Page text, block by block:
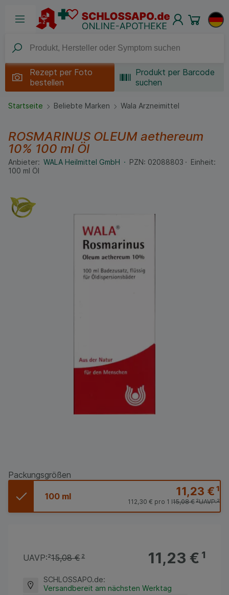
Rezept per Foto
bestellen
Produkt per Barcode
suchen
Startseite Beliebte Marken Wala Arzneimittel
ROSMARINUS OLEUM aethereum
10% 100 ml Öl
Anbieter: WALA Heilmittel GmbH PZN: 02088803
Einheit:
100 ml Öl
Packungsgrößen
100 ml 11,23 €¹
UAVP:²
15,08 €²
112,30 € pro 1 l
11,23 €¹
UAVP:²15,08 €²
SCHLOSSAPO.de:
Versandbereit am nächsten Werktag